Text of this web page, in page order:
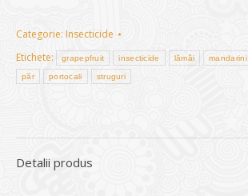
Categorie: Insecticide
Etichete:
grapepfruit insecticide lămâi mandarini
păr portocali struguri
Detalii produs